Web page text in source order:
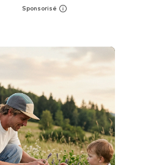
+51
Disponible en plusieurs tailles